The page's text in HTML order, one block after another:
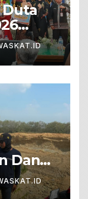
Duta
Dan
Lahan